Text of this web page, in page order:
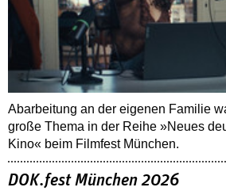
Abarbeitung an der eigenen Familie
große Thema in der Reihe »Neues
Kino« beim Filmfest München.
DOK.fest München 2026